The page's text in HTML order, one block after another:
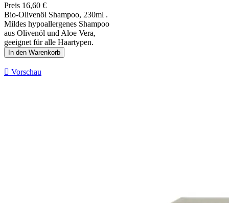
Preis 16,60 €
Bio-Olivenöl Shampoo, 230ml .
Mildes hypoallergenes Shampoo
aus Olivenöl und Aloe Vera,
geeignet für alle Haartypen.
In den Warenkorb
 Vorschau